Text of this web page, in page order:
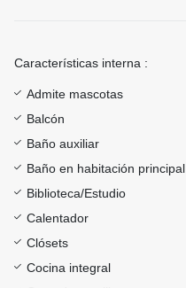
Características interna :
Admite mascotas
Balcón
Baño auxiliar
Baño en habitación principal
Biblioteca/Estudio
Calentador
Clósets
Cocina integral